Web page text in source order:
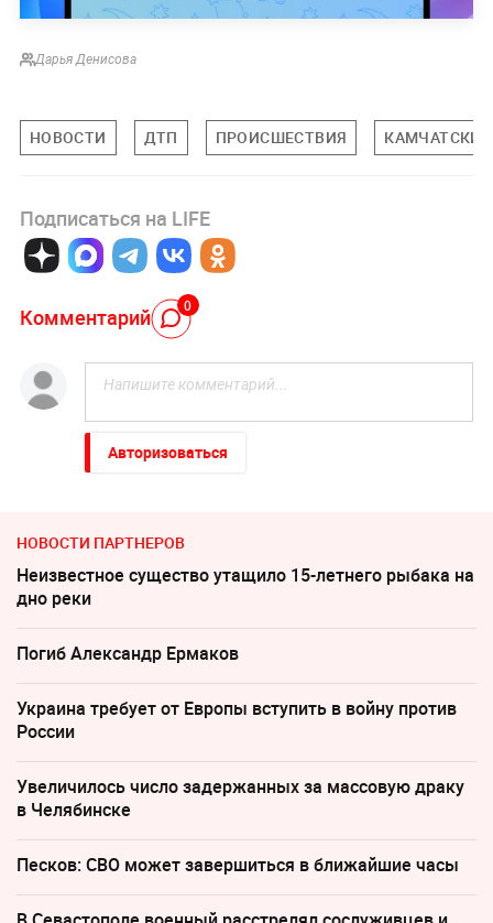
Дарья Денисова
НОВОСТИ ДТП ПРОИСШЕСТВИЯ
Подписаться на LIFE
Комментарий 0
Авторизоваться
НОВОСТИ ПАРТНЕРОВ
Неизвестное существо утащило 15-летнего рыбака на
дно реки
Погиб Александр Ермаков
Украина требует от Европы вступить в войну против
России
Увеличилось число задержанных за массовую драку
в Челябинске
Песков: СВО может завершиться в ближайшие часы